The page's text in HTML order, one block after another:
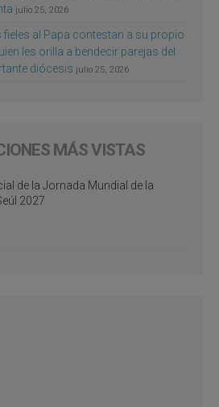
julio 25, 2026
al Papa contestan a su propio
les orilla a bendecir parejas del
diócesis julio 25, 2026
MÁS VISTAS
de la Jornada Mundial de la
2027